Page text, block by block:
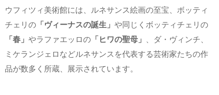
ウフィツィ美術館には、ルネサンス絵画の至宝、ボッティ
チェリの 「ヴィーナスの誕生」 や同じくボッティチェリの
「春」 やラファエッロの 「ヒワの聖母」
、ダ・ヴィンチ、
ミケランジェロなどルネサンスを代表する芸術家たちの作
品が数多く所蔵、展示されています。